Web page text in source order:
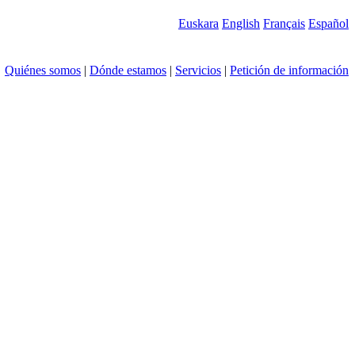
Euskara English Français Español
Quiénes somos | Dónde estamos | Servicios | Petición de información